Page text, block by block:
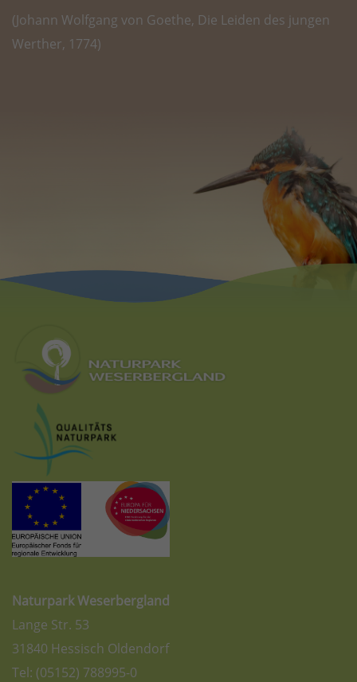
(Johann Wolfgang von Goethe, Die Leiden des jungen
Werther, 1774)
Naturpark Weserbergland
Lange Str. 53
31840 Hessisch Oldendorf
Tel: (05152) 788995-0